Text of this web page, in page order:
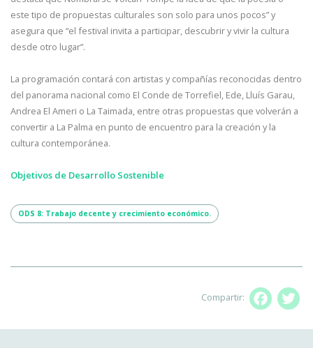
este tipo de propuestas culturales son solo para unos pocos” y
asegura que “el festival invita a participar, descubrir y vivir la cultura
desde otro lugar”.
La programación contará con artistas y compañías reconocidas dentro
del panorama nacional como El Conde de Torrefiel, Ede, Lluís Garau,
Andrea El Ameri o La Taimada, entre otras propuestas que volverán a
convertir a La Palma en punto de encuentro para la creación y la
cultura contemporánea.
Objetivos de Desarrollo Sostenible
ODS 8: Trabajo decente y crecimiento económico.
Compartir: